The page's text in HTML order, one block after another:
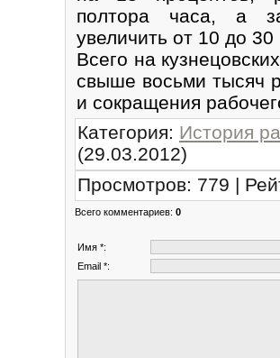
полтора часа, a
увеличить от 10 до 30
Всего на
свыше восьми тысяч
и сокращения
Категория: История
(29.03.2012)
Просмотров: 779 |
Всего комментариев: 0
Имя *:
Email *: